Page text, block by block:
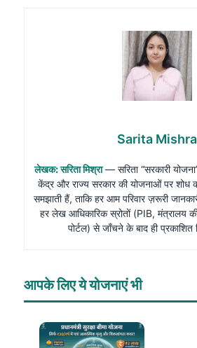
Sarita Mishra
लेखक: सरिता मिश्रा— सरिता “सरकारी
केंद्र और राज्य सरकार की योजनाओं पर शोध
समझाती हैं, ताकि हर आम परिवार ज़रूरी
हर लेख आधिकारिक स्रोतों (PIB, मंत्रालय
पोर्टल) से जाँचने के बाद ही प्रकाशित
आपके लिए ये योजनाएं भी